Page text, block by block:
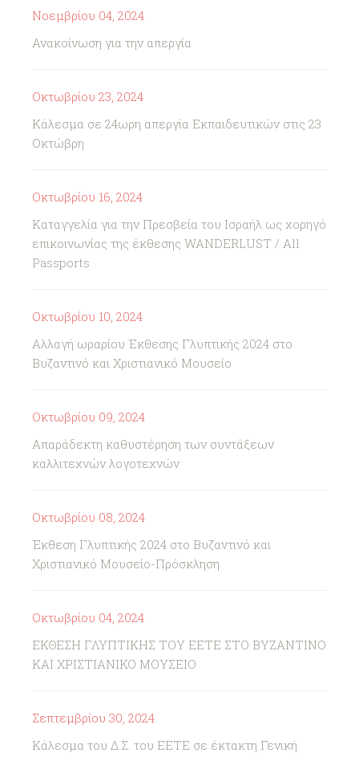
Νοεμβρίου 04, 2024
Ανακοίνωση για την απεργία
Οκτωβρίου 23, 2024
Κάλεσμα σε 24ωρη απεργία Εκπαιδευτικών στις 23
Οκτώβρη
Οκτωβρίου 16, 2024
Καταγγελία για την Πρεσβεία του Ισραήλ ως χορηγό
επικοινωνίας της έκθεσης WANDERLUST / All
Passports
Οκτωβρίου 10, 2024
Αλλαγή ωραρίου Έκθεσης Γλυπτικής 2024 στο
Βυζαντινό και Χριστιανικό Μουσείο
Οκτωβρίου 09, 2024
Απαράδεκτη καθυστέρηση των συντάξεων
καλλιτεχνών λογοτεχνών
Οκτωβρίου 08, 2024
Έκθεση Γλυπτικής 2024 στο Βυζαντινό και
Χριστιανικό Μουσείο-Πρόσκληση
Οκτωβρίου 04, 2024
ΕΚΘΕΣΗ ΓΛΥΠΤΙΚΗΣ ΤΟΥ ΕΕΤΕ ΣΤΟ ΒΥΖΑΝΤΙΝΟ
ΚΑΙ ΧΡΙΣΤΙΑΝΙΚΟ ΜΟΥΣΕΙΟ
Σεπτεμβρίου 30, 2024
Κάλεσμα του Δ.Σ. του ΕΕΤΕ σε έκτακτη Γενική